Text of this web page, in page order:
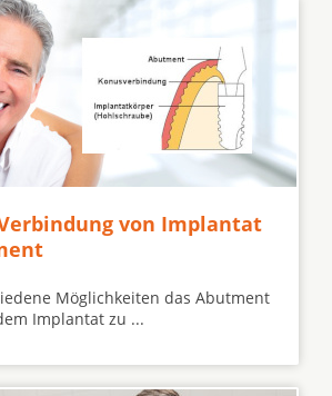
von Implantat
Möglichkeiten das Abutment
Implantat zu ...